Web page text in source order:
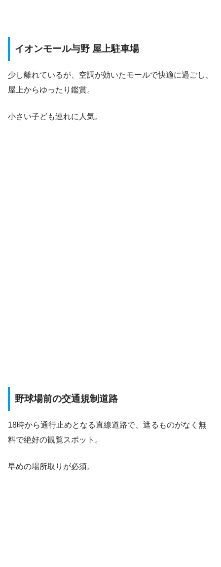
イオンモール与野 屋上駐車場
少し離れているが、空調が効いたモールで快適に過ごし、
屋上からゆったり鑑賞。
小さい子ども連れに人気。
野球場前の交通規制道路
18時から通行止めとなる直線道路で、遮るものがなく無
料で絶好の観覧スポット。
早めの場所取りが必須。